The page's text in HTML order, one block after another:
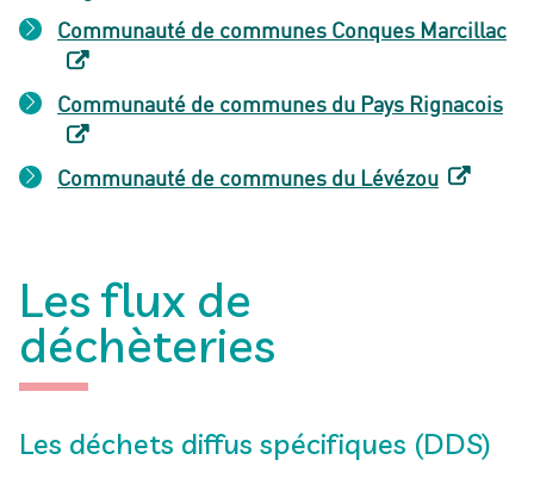
Communauté de communes Conques Marcillac
Communauté de communes du Pays Rignacois
Communauté de communes du Lévézou
Les flux de
déchèteries
Les déchets diffus spécifiques (DDS)